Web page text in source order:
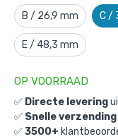
B / 26,9 mm C /
E / 48,3 mm
OP VOORRAAD
✅ Directe levering
✅ Snelle verzending
✅3500+
Doos
mm (30 stuks)
Gekozen aantal: x
€450,12
€372,00 excl. BTW